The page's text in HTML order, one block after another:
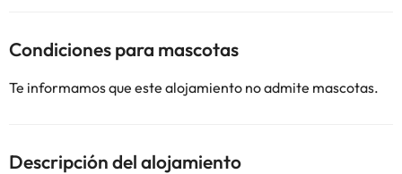
Condiciones para mascotas
Te informamos que este alojamiento no admite mascotas.
Descripción del alojamiento